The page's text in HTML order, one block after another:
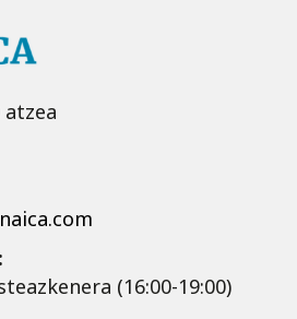
atzea
(16:00-19:00)